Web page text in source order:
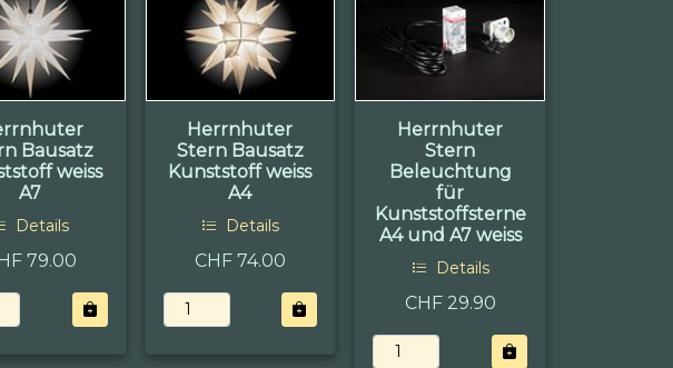
Bausatz
weiss
A7
Details
79.00
Herrnhuter
Stern Bausatz
Kunststoff weiss
A4
Details
CHF 74.00
Herrnhuter
Stern
Beleuchtung
für
Kunststoffsterne
A4 und A7 weiss
Details
CHF 29.90